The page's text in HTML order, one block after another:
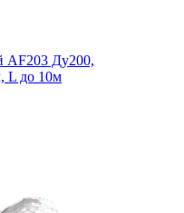
AF203 Ду200,
L до 10м